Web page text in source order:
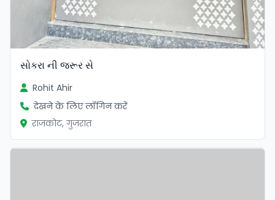
સોકરા ની જરૂર સે
Rohit Ahir
देखने के लिए लॉगिन करें
राजकोट, गुजरात